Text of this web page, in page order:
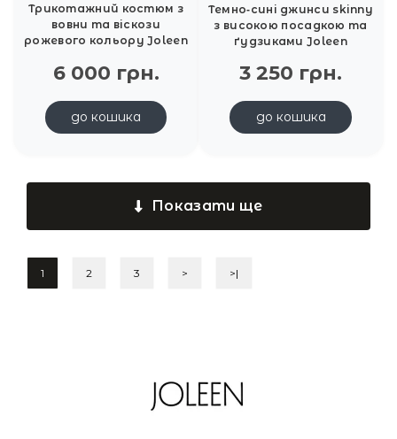
Трикотажний костюм з
вовни та віскози
рожевого кольору Joleen
6 000 грн.
до кошика
Темно‑сині джинси skinny
з високою посадкою та
ґудзиками Joleen
3 250 грн.
до кошика
Показати ще
1 2 3 > >|